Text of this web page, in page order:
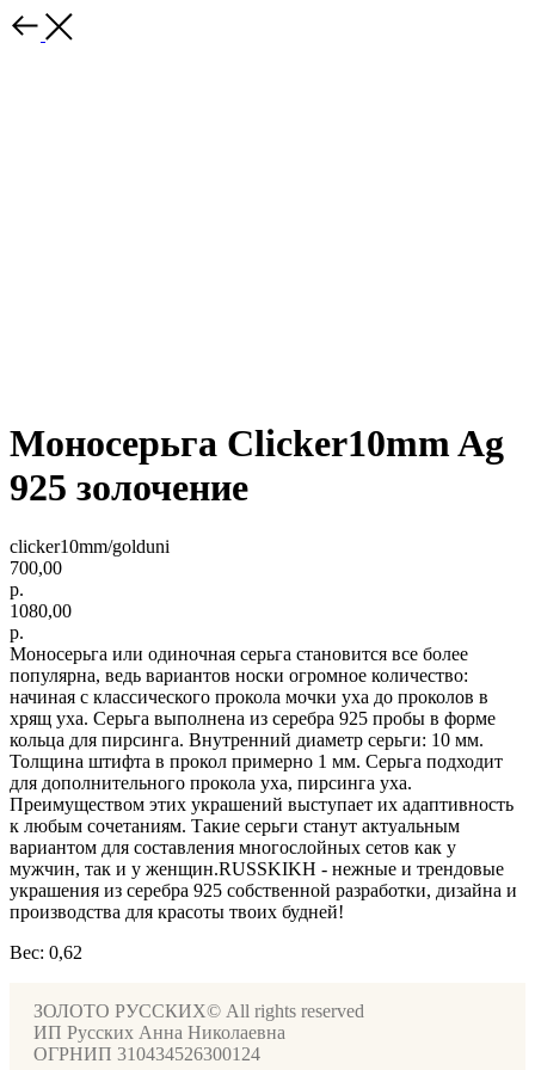
Моносерьга Clicker10mm Ag
925 золочение
clicker10mm/golduni
700,00
р.
1080,00
р.
Моносерьга или одиночная серьга становится все более
популярна, ведь вариантов носки огромное количество:
начиная с классического прокола мочки уха до проколов в
хрящ уха. Серьга выполнена из серебра 925 пробы в форме
кольца для пирсинга. Внутренний диаметр серьги: 10 мм.
Толщина штифта в прокол примерно 1 мм. Серьга подходит
для дополнительного прокола уха, пирсинга уха.
Преимуществом этих украшений выступает их адаптивность
к любым сочетаниям. Такие серьги станут актуальным
вариантом для составления многослойных сетов как у
мужчин, так и у женщин.RUSSKIKH - нежные и трендовые
украшения из серебра 925 собственной разработки, дизайна и
производства для красоты твоих будней!
Вес: 0,62
ЗОЛОТО РУССКИХ© All rights reserved
ИП Русских Анна Николаевна
ОГРНИП 310434526300124